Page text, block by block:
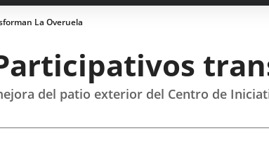
will
pop-
up
window.
La Overuela
del patio exterior del Centro de